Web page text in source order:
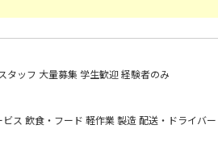
タッフ 大量募集 学生歓迎経験者のみ
ス 飲食・フード 軽作業製造配送・ドライバー